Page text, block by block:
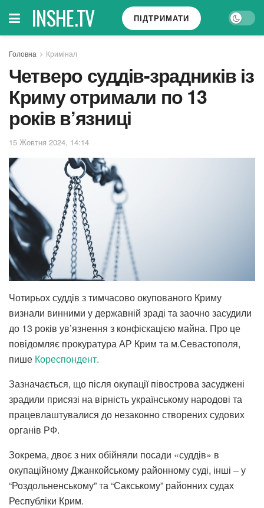
INSHE.TV ПІДТРИМАТИ
Головна Кримінал
Четверо суддів-зрадників із
Криму отримали по 13
років в’язниці
15 Жовтня 2024, 14:14
Чотирьох суддів з тимчасово окупованого Криму
визнали винними у державній зраді та заочно засудили
до 13 років ув’язнення з конфіскацією майна. Про це
повідомляє прокуратура АР Крим та м.Севастополя,
пише Кореспондент.
Зазначається, що після окупації півострова засуджені
зрадили присязі на вірність українському народові та
працевлаштувалися до незаконно створених судових
органів РФ.
Зокрема, двоє з них обійняли посади «суддів» в
окупаційному Джанкойському районному суді, інші – у
“Роздольненському” та “Сакському” районних судах
Республіки Крим.